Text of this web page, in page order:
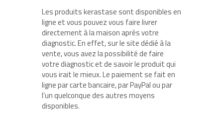
Les produits kerastase sont disponibles en
ligne et vous pouvez vous faire livrer
directement à la maison après votre
diagnostic. En effet, sur le site dédié à la
vente, vous avez la possibilité de faire
votre diagnostic et de savoir le produit qui
vous irait le mieux. Le paiement se fait en
ligne par carte bancaire, par PayPal ou par
l’un quelconque des autres moyens
disponibles.